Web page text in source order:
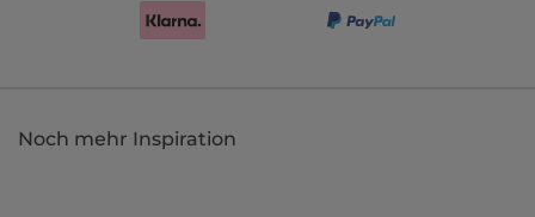
Noch mehr Inspiration